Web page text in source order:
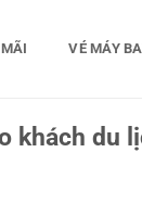
VÉ MÁY
khách du